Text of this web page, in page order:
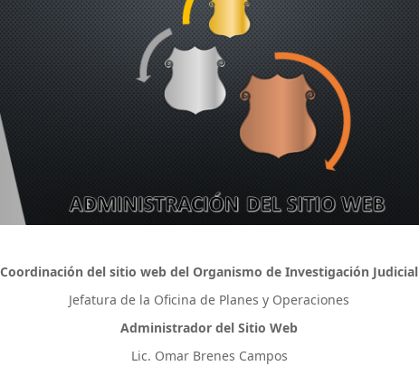
Coordinación del sitio web del Organismo de Investigación Judicial
Jefatura de la Oficina de Planes y Operaciones
Administrador del Sitio Web
Lic. Omar Brenes Campos